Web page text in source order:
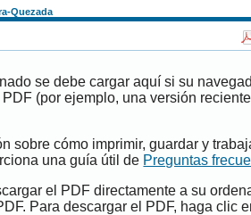
Quezada
se debe cargar aquí si su
(por ejemplo, una versión
sobre cómo imprimir, guardar y
una guía útil de Preguntas
el PDF directamente a su
Para descargar el PDF, haga clic